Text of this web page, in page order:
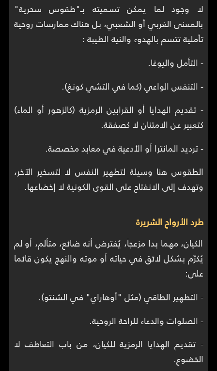
لا وجود لما يمكن تسميته بـ"طقوس سحرية"
بالمعنى الغربي أو الشعبي، بل هناك ممارسات روحية
تأملية تتسم بالهدوء والنية الطيبة :
- التأمل واليوغا.
- التنفس الواعي (كما في التشي كونغ).
- تقديم الهدايا أو القرابين الرمزية (كالزهور أو الماء)
كتعبير عن الامتنان لا كصفقة.
- ترديد المانترا أو الأدعية في معابد مخصصة.
الطقوس هنا وسيلة لتطهير النفس لا لتسخير الآخر،
وتهدف إلى الانفتاح على القوى الكونية لا إخضاعها.
طرد الأرواح الشريرة
الكيان، مهما بدا مزعجاً، يُفترض أنه ضائع، متألم، أو لم
يُكرّم بشكل لائق في حياته أو موته والنهج يكون قائما
على:
- التطهير الطاقي (مثل "أوهاراي" في الشنتو).
- الصلوات والدعاء للراحة الروحية.
- تقديم الهدايا الرمزية للكيان، من باب التعاطف لا
الخضوع.